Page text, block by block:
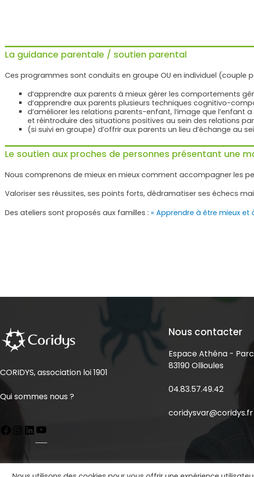
La guidance parentale / soutien parental
Ces programmes sont conduits en groupe OU en individuel (couple
d’apprendre aux parents à mieux gérer les comportements
d’apprendre aux parents plusieurs techniques cognitivo-
d’améliorer les relations parents-enfant, l’image que l’enfant
et réintroduire des situations positives au sein des relations
(si suivi en groupe) d’offrir aux parents un lieu d’échange au
Le soutien aux proches de personnes présentant une
Nous comprenons de mieux en mieux comment accompagner les
Valoriser ses réussites, ses points forts, dédramatiser ses échecs
Des ateliers sont proposés aux familles : « Apprendre à être mieux et
CORIDYS, association loi 1901
Qui sommes nous ?
Nous contacter
Espace Athéna -
83190 Ollioules
04.83.57.49.42
coridysvar@coridys.fr